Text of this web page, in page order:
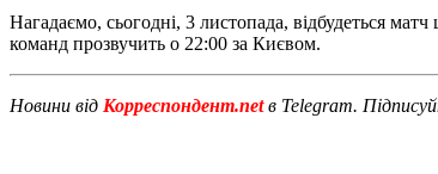
Нагадаємо, сьогодні, 3 листопада, відбудеться
команд прозвучить о 22:00 за Києвом.
Новини від Корреспондент.netв Telegram.